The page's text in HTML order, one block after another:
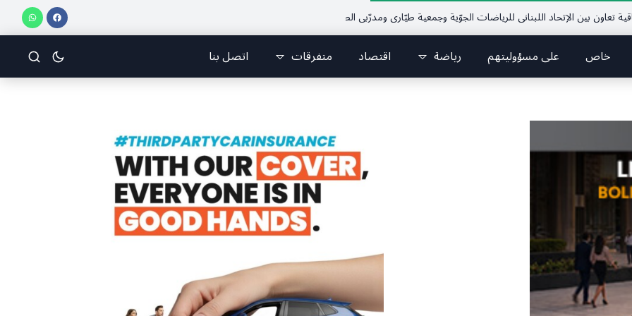
بين الإتحاد اللبناني للرياضات الجوّية وجمعية طيّاري ومدرّبي الطيران الشراعي
خاص على مسؤوليتهم رياضة اقتصاد متفرقات اتصل بنا